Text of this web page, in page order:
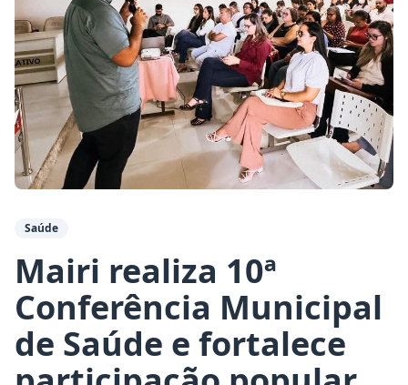
Saúde
Mairi realiza 10ª
Conferência Municipal
de Saúde e fortalece